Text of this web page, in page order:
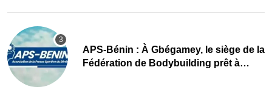
APS-Bénin : À Gbégamey, le siège de la
Fédération de Bodybuilding prêt à